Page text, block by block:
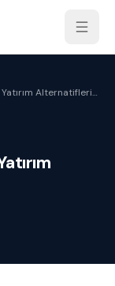
Alternatifleri